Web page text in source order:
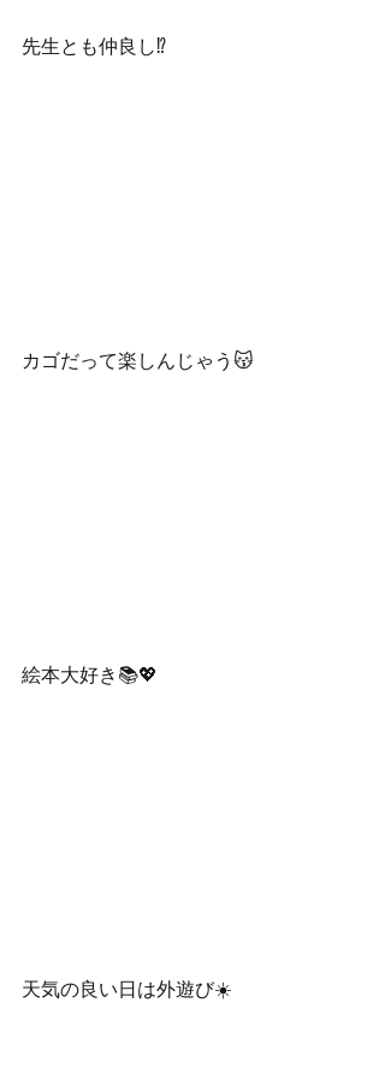
先生とも仲良し⁉️
カゴだって楽しんじゃう😽
絵本大好き📚💖
天気の良い日は外遊び☀️